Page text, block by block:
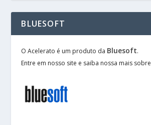
BLUESOFT
O Acelerato é um produto da Bluesoft.
Entre em nosso site e saiba nossa mais